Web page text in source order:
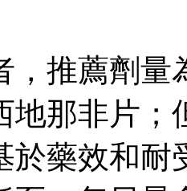
，推薦劑量
地那非片；
於藥效和